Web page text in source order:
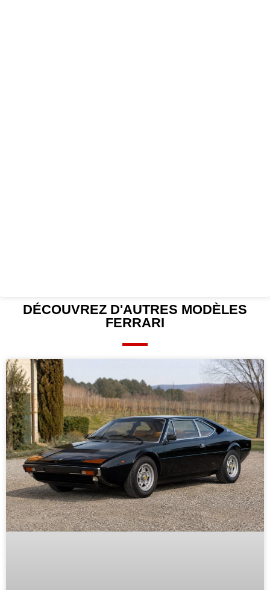
DÉCOUVREZ D'AUTRES MODÈLES
FERRARI